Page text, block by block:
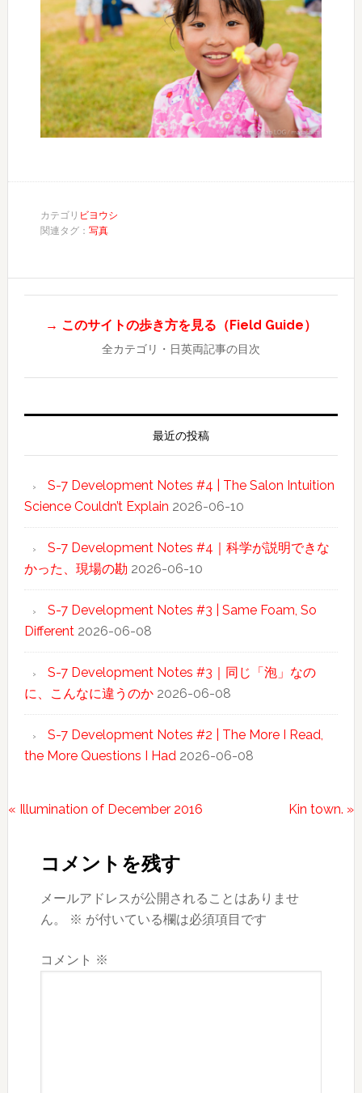
カテゴリ ビヨウシ
関連タグ： 写真
→ このサイトの歩き方を見る（Field Guide）
全カテゴリ・日英両記事の目次
最近の投稿
S-7 Development Notes #4 | The Salon Intuition
Science Couldn’t Explain 2026-06-10
S-7 Development Notes #4｜科学が説明できな
かった、現場の勘 2026-06-10
S-7 Development Notes #3 | Same Foam, So
Different 2026-06-08
S-7 Development Notes #3｜同じ「泡」なの
に、こんなに違うのか 2026-06-08
S-7 Development Notes #2 | The More I Read,
the More Questions I Had 2026-06-08
前
« Illumination of December 2016
次
Kin town. »
Interactions
コメントを残す
メールアドレスが公開されることはありませ
ん。
※ が付いている欄は必須項目です
コメント ※